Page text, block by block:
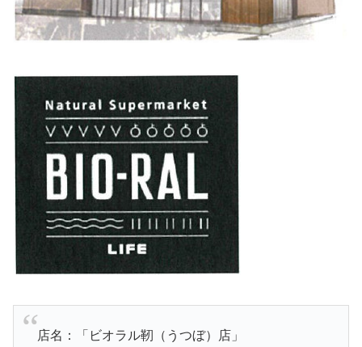
店名：「ビオラル靭（うつぼ）店」